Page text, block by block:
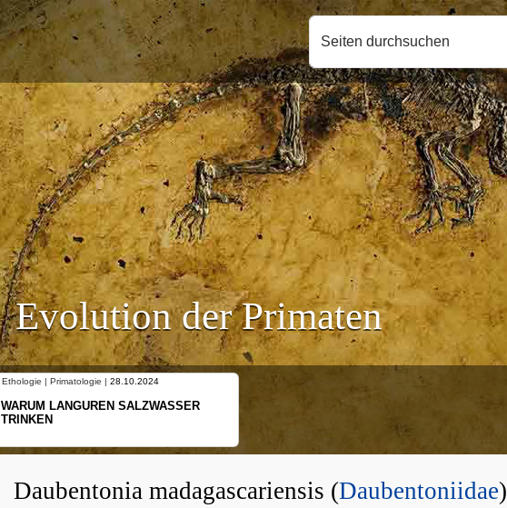
Seiten durchsuchen
Evolution der Primaten
Ethologie | Primatologie | 28.10.2024
WARUM LANGUREN SALZWASSER
TRINKEN
Daubentonia madagascariensis (Daubentoniidae)